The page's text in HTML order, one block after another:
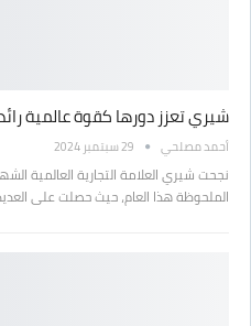
شيري تعزز دورها كقوة عالمية
أحمد مصلحي 29 سبتمبر 2024
نجحت شيري العلامة التجارية العالمية
الملحوظة هذا العام، حيث حصلت على